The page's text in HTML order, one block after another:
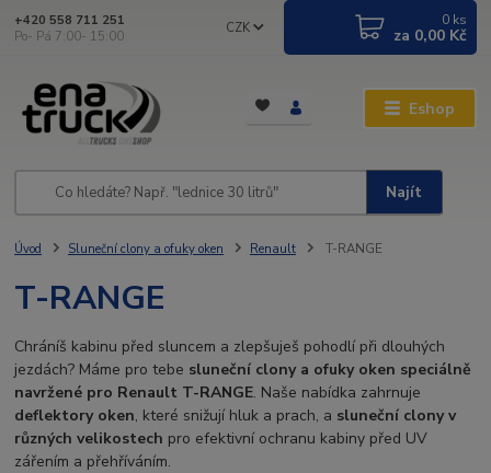
Eshop
CZK
Najít
+420 558 711 251
Po- Pá 7:00- 15:00
0 ks
za 0,00 Kč
Úvod Sluneční clony a ofuky oken Renault T-RANGE
T-RANGE
Chráníš kabinu před sluncem a zlepšuješ pohodlí při dlouhých
jezdách? Máme pro tebe sluneční clony a ofuky oken speciálně
navržené pro Renault T-RANGE. Naše nabídka zahrnuje
deflektory oken, které snižují hluk a prach, a sluneční clony v
různých velikostech pro efektivní ochranu kabiny před UV
zářením a přehříváním.